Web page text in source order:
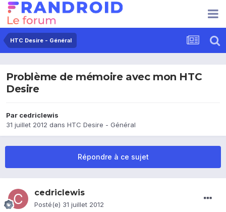
HTC Desire - Général
Problème de mémoire avec mon HTC
Desire
Par cedriclewis
31 juillet 2012 dans HTC Desire - Général
Répondre à ce sujet
cedriclewis
Posté(e) 31 juillet 2012